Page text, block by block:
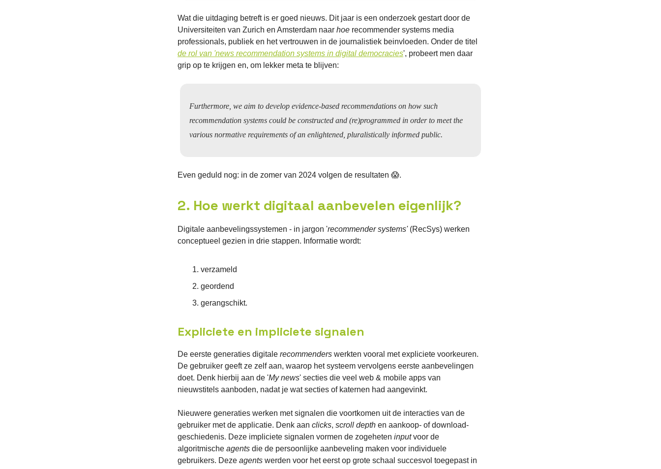
Wat die uitdaging betreft is er goed nieuws. Dit jaar is een onderzoek gestart door de
Universiteiten van Zurich en Amsterdam naar hoe recommender systems media
professionals, publiek en het vertrouwen in de journalistiek beinvloeden. Onder de titel
de rol van 'news recommendation systems in digital democracies', probeert men daar
grip op te krijgen en, om lekker meta te blijven:
Furthermore, we aim to develop evidence-based recommendations on how such
recommendation systems could be constructed and (re)programmed in order to meet the
various normative requirements of an enlightened, pluralistically informed public.
Even geduld nog: in de zomer van 2024 volgen de resultaten 😱.
2. Hoe werkt digitaal aanbevelen eigenlijk?
Digitale aanbevelingssystemen - in jargon 'recommender systems'(RecSys) werken
conceptueel gezien in drie stappen. Informatie wordt:
verzameld
geordend
gerangschikt.
Expliciete en impliciete signalen
De eerste generaties digitale recommenders werkten vooral met expliciete voorkeuren.
De gebruiker geeft ze zelf aan, waarop het systeem vervolgens eerste aanbevelingen
doet. Denk hierbij aan de 'My news' secties die veel web & mobile apps van
nieuwstitels aanboden, nadat je wat secties of katernen had aangevinkt.
Nieuwere generaties werken met signalen die voortkomen uit de interacties van de
gebruiker met de applicatie. Denk aan clicks, scroll depth en aankoop- of download-
geschiedenis. Deze impliciete signalen vormen de zogeheten inputvoor de
algoritmische agents die de persoonlijke aanbeveling maken voor individuele
gebruikers. Deze agents werden voor het eerst op grote schaal succesvol toegepast in